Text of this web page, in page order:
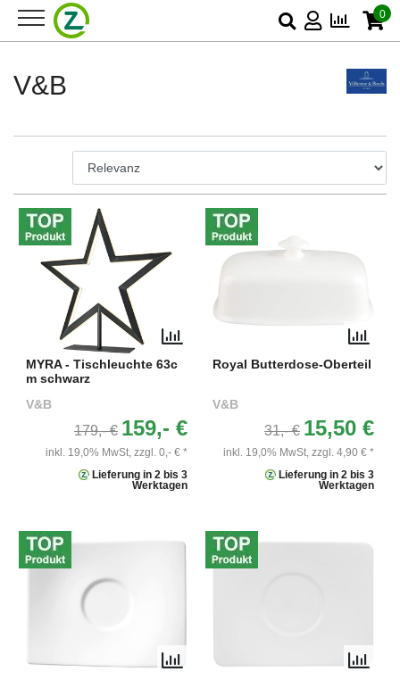
0
V&B
MYRA - Tischleuchte 63c
m schwarz
V&B
179,- € 159,- €
inkl. 19,0% MwSt, zzgl. 0,- € *
Lieferung in 2 bis 3
Werktagen
Royal Butterdose-Oberteil
V&B
31,- € 15,50 €
inkl. 19,0% MwSt, zzgl. 4,90 € *
Lieferung in 2 bis 3
Werktagen